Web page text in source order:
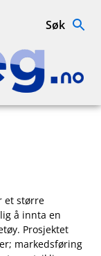
Søk
et større
å innta en
Prosjektet
markedsføring